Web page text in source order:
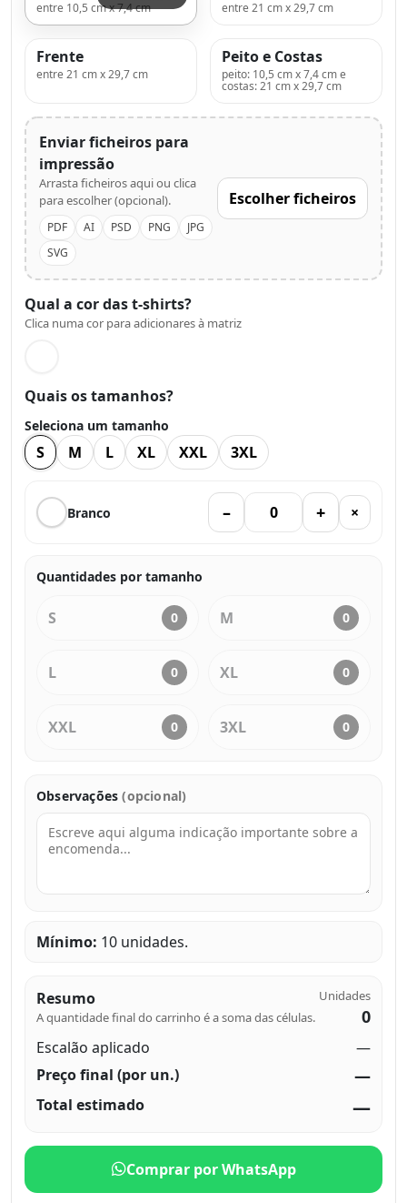
entre 10,5 cm x 7,4 cm entre 21 cm x 29,7 cm
Frente
entre 21 cm x 29,7 cm
Peito e Costas
peito: 10,5 cm x 7,4 cm e
costas: 21 cm x 29,7 cm
Enviar ficheiros para
impressão
Arrasta ficheiros aqui ou clica
para escolher (opcional).
PDF AI PSD PNG
JPG
SVG
Escolher ficheiros
Qual a cor das t-shirts?
Clica numa cor para adicionares à matriz
Quais os tamanhos?
Seleciona um tamanho
S M L XL XXL 3XL
Branco – + ×
Quantidades por tamanho
S 0 M 0
L 0 XL 0
XXL 0 3XL 0
Observações(opcional)
Mínimo: 10 unidades.
Resumo
A quantidade final do carrinho é a soma das células.
Unidades
0
Escalão aplicado
—
Preço final (por un.)
—
Total estimado —
Comprar por WhatsApp